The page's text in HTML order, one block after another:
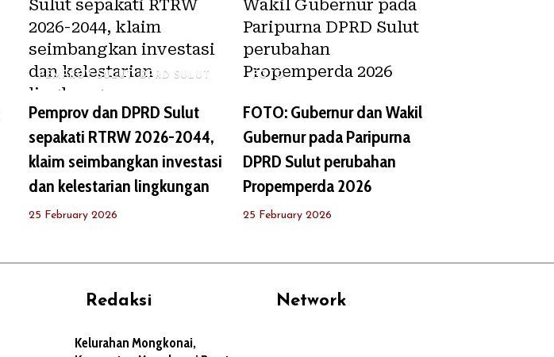
PEMPROV SULUT DPRD SULUT
Pemprov dan DPRD Sulut
sepakati RTRW 2026-2044,
klaim seimbangkan investasi
dan kelestarian lingkungan
25 February 2026
FOTO
FOTO: Gubernur dan Wakil
Gubernur pada Paripurna
DPRD Sulut perubahan
Propemperda 2026
25 February 2026
Redaksi
Kelurahan Mongkonai,
Network